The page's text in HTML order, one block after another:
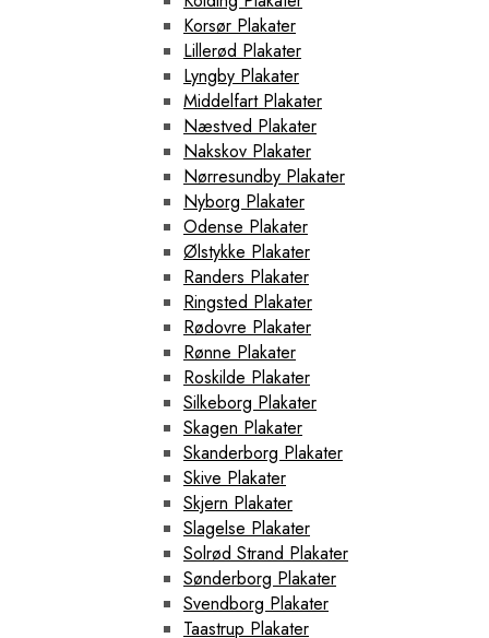
Korsør Plakater
Lillerød Plakater
Lyngby Plakater
Middelfart Plakater
Næstved Plakater
Nakskov Plakater
Nørresundby Plakater
Nyborg Plakater
Odense Plakater
Ølstykke Plakater
Randers Plakater
Ringsted Plakater
Rødovre Plakater
Rønne Plakater
Roskilde Plakater
Silkeborg Plakater
Skagen Plakater
Skanderborg Plakater
Skive Plakater
Skjern Plakater
Slagelse Plakater
Solrød Strand Plakater
Sønderborg Plakater
Svendborg Plakater
Taastrup Plakater